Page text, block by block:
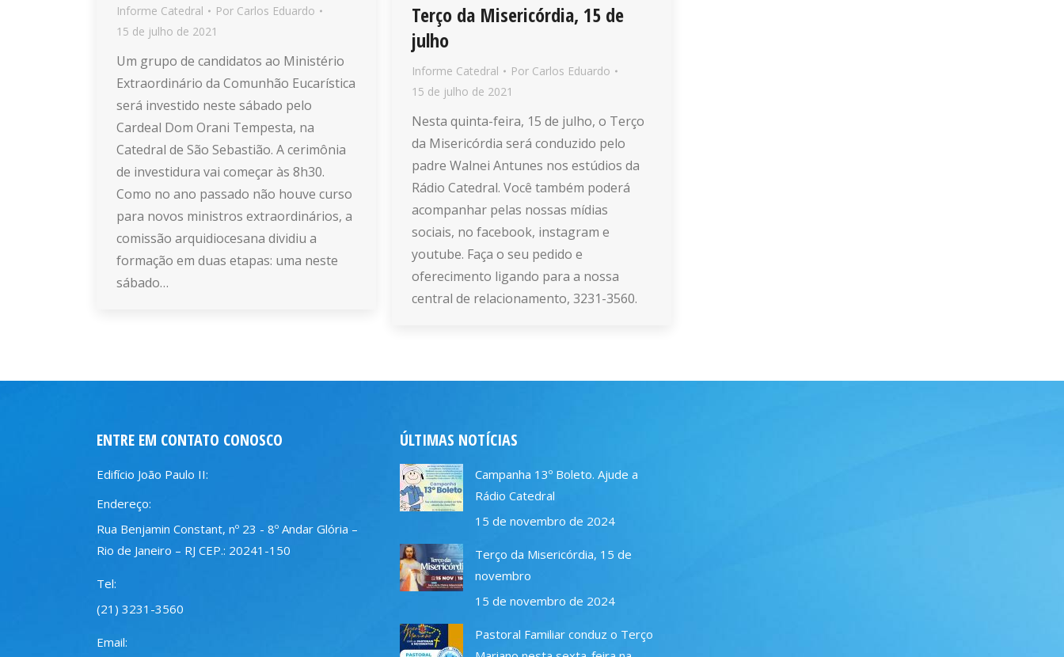
Informe Catedral Por Carlos Eduardo
15 de julho de 2021
Um grupo de candidatos ao Ministério
Extraordinário da Comunhão Eucarística
será investido neste sábado pelo
Cardeal Dom Orani Tempesta, na
Catedral de São Sebastião. A cerimônia
de investidura vai começar às 8h30.
Como no ano passado não houve curso
para novos ministros extraordinários, a
comissão arquidiocesana dividiu a
formação em duas etapas: uma neste
sábado…
Terço da Misericórdia, 15 de
julho
Informe Catedral Por Carlos Eduardo
15 de julho de 2021
Nesta quinta-feira, 15 de julho, o Terço
da Misericórdia será conduzido pelo
padre Walnei Antunes nos estúdios da
Rádio Catedral. Você também poderá
acompanhar pelas nossas mídias
sociais, no facebook, instagram e
youtube. Faça o seu pedido e
oferecimento ligando para a nossa
central de relacionamento, 3231-3560.
ENTRE EM CONTATO CONOSCO
Edifício João Paulo II:
Endereço:
Rua Benjamin Constant, nº 23 - 8º Andar Glória –
Rio de Janeiro – RJ CEP.: 20241-150
Tel:
(21) 3231-3560
Email:
ÚLTIMAS NOTÍCIAS
Campanha 13º Boleto. Ajude a
Rádio Catedral
15 de novembro de 2024
Terço da Misericórdia, 15 de
novembro
15 de novembro de 2024
Pastoral Familiar conduz o Terço